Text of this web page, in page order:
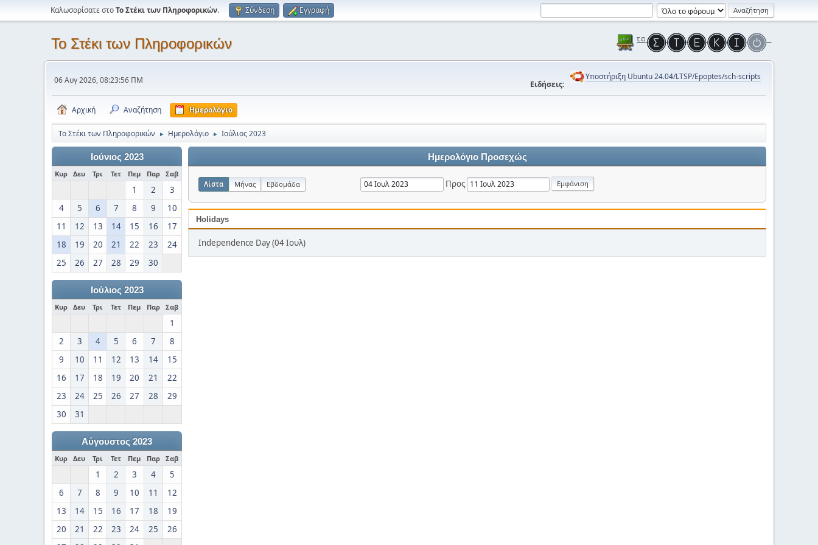
Καλωσορίσατε στοΤο Στέκι των Πληροφορικών. Σύνδεση Εγγραφή
Το Στέκι των Πληροφορικών
06 Αυγ 2026, 08:23:56 ΠΜ Ειδήσεις:
Υποστήριξη Ubuntu 24.04/LTSP/Epoptes/sch-scripts
Αρχική Αναζήτηση Ημερολόγιο
Το Στέκι των Πληροφορικών ► Ημερολόγιο ► Ιούλιος 2023
Ιούνιος 2023
Κυρ Δευ Τρι Τετ Πεμ Παρ Σαβ
1 2
3
4
5 6 7 8 9
10
11
12 13 14 15 16
17
18
19 20 21 22 23
24
25
26 27 28 29 30
Ιούλιος 2023
Κυρ Δευ Τρι Τετ Πεμ Παρ Σαβ
1
2
3 4 5 6 7
8
9
10 11 12 13 14
15
16
17 18 19 20 21
22
23
24 25 26 27 28
29
30
31
Αύγουστος 2023
Κυρ Δευ Τρι Τετ Πεμ Παρ Σαβ
1 2 3 4
5
6
7 8 9 10 11
12
13
14 15 16 17 18
19
20
21 22 23 24 25
26
Ημερολόγιο Προσεχώς
Λίστα Μήνας Εβδομάδα Προς
Holidays
Independence Day (04 Ιουλ)